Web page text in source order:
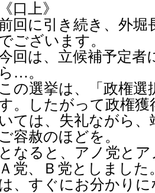
《口上》
回に引き続き、外
ございます。
回は、立候補予定者
ら…。
この選挙は、「政権
。したがって政権
いては、失礼ながら
ご容赦のほどを。
となると、アノ党と
Ａ党、Ｂ党としまし
、すぐにお分かり